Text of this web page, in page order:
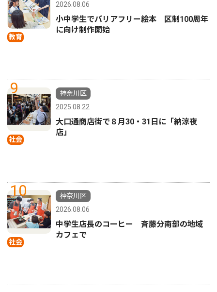
教育
2026.08.06
小中学生でバリアフリー絵本 区制100周年
に向け制作開始
9
社会
神奈川区
2025.08.22
大口通商店街で８月30・31日に「納涼夜
店」
10
社会
神奈川区
2026.08.06
中学生店長のコーヒー 斉藤分南部の地域
カフェで